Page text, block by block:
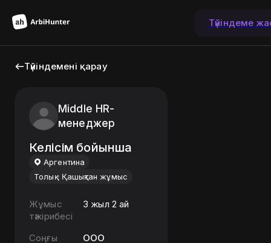
Түйіндеме
Түйіндемені қарау
Middle HR-
менеджер
Келісім бойынша
Аргентина
Толық
Қашықтан жұмыс
Жұмыс
тәжірибесі
3 жыл 2 ай
Соңғы
ООО